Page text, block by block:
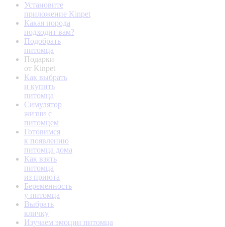
Установите
приложение Kinpet
Какая порода
подходит вам?
Подобрать
питомца
Подарки
от Kinpet
Как выбрать
и купить
питомца
Симулятор
жизни с
питомцем
Готовимся
к появлению
питомца дома
Как взять
питомца
из приюта
Беременность
у питомца
Выбрать
кличку
Изучаем эмоции питомца